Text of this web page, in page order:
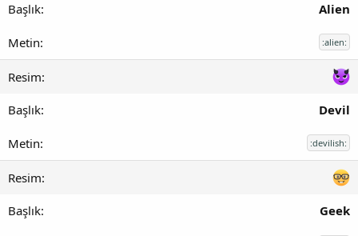
Alien
:alien:
Devil
:devilish:
Geek